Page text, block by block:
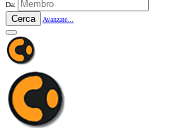
Da:
Cerca Avanzate...